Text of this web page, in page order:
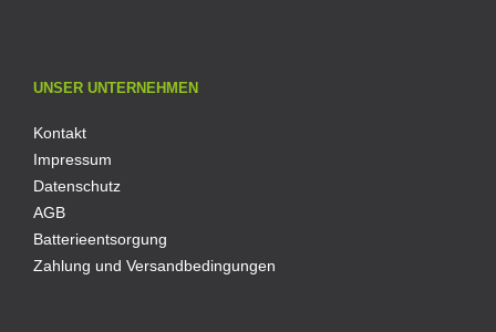
UNSER UNTERNEHMEN
Kontakt
Impressum
Datenschutz
AGB
Batterieentsorgung
Zahlung und Versandbedingungen